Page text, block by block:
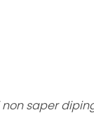
non saper